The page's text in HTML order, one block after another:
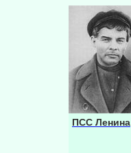
ПСС Ленина